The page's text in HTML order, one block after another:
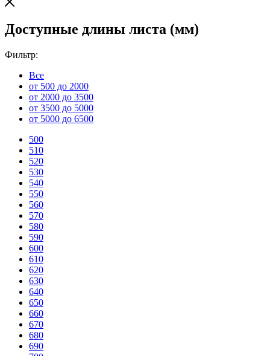
Доступные длины листа (мм)
Фильтр:
Все
от 500 до 2000
от 2000 до 3500
от 3500 до 5000
от 5000 до 6500
500
510
520
530
540
550
560
570
580
590
600
610
620
630
640
650
660
670
680
690